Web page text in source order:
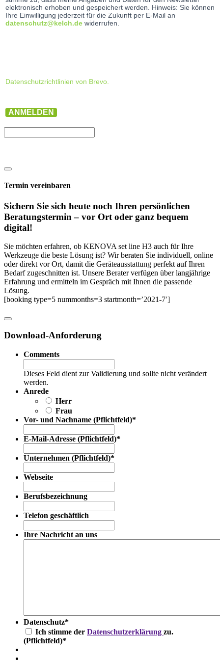
elektronisch erhoben und gespeichert werden. Hinweis: Sie können
Ihre Einwilligung jederzeit für die Zukunft per E-Mail an
datenschutz@kelch.de widerrufen.
Datenschutzrichtlinien von Brevo.
ANMELDEN
Termin vereinbaren
Sichern Sie sich heute noch Ihren persönlichen
Beratungs­termin – vor Ort oder ganz bequem
digital!
Sie möchten erfahren, ob KENOVA set line H3 auch für Ihre
Werkzeuge die beste Lösung ist? Wir beraten Sie individuell, online
oder direkt vor Ort, damit die Geräteausstattung perfekt auf Ihren
Bedarf zugeschnitten ist. Unsere Berater verfügen über langjährige
Erfahrung und ermitteln im Gespräch mit Ihnen die passende
Lösung.
[booking type=5 nummonths=3 startmonth=’2021-7′]
Download-Anforderung
Comments
Dieses Feld dient zur Validierung und sollte nicht verändert
werden.
Anrede
Herr
Frau
Vor- und Nachname (Pflichtfeld)*
E-Mail-Adresse (Pflichtfeld)*
Unternehmen (Pflichtfeld)*
Webseite
Berufsbezeichnung
Telefon geschäftlich
Ihre Nachricht an uns
Datenschutz*
Ich stimme der Datenschutzerklärung zu.
(Pflichtfeld)*